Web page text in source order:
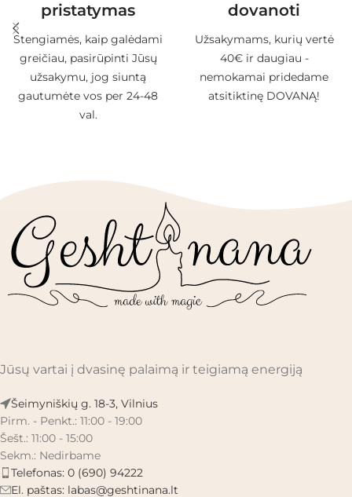
pristatymas
Stengiamės, kaip galėdami
greičiau, pasirūpinti Jūsų
užsakymu, jog siuntą
gautumėte vos per 24-48
val.
dovanoti
Užsakymams, kurių vertė
40€ ir daugiau -
nemokamai pridedame
atsitiktinę DOVANĄ!
Jūsų vartai į dvasinę palaimą ir teigiamą energiją
Šeimyniškių g. 18-3, Vilnius
Pirm. - Penkt.: 11:00 - 19:00
Šešt.: 11:00 - 15:00
Sekm.: Nedirbame
Telefonas: 0 (690) 94222
El. paštas: labas@geshtinana.lt